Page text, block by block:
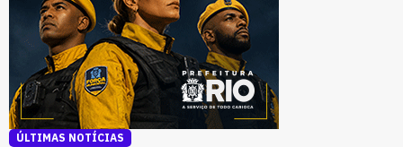
ÚLTIMAS NOTÍCIAS